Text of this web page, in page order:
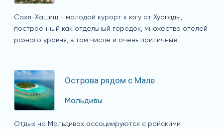
Сахл-Хашиш - молодой курорт к югу от Хургады,
построенный как отдельный городок, множество отелей
разного уровня, в том числе и очень приличные
Острова рядом с Мале
Мальдивы
Отдых на Мальдивах ассоциируются с райскими